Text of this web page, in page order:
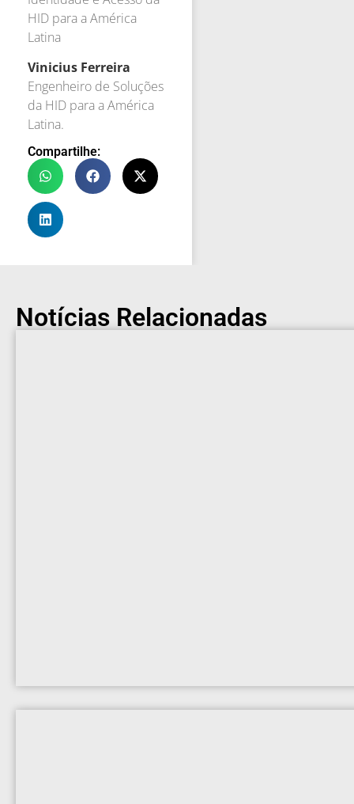
HID para a América
Latina
Vinicius Ferreira
Engenheiro de Soluções
da HID para a América
Latina.
Compartilhe:
Notícias Relacionadas